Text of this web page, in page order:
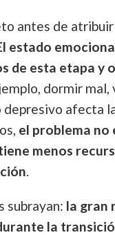
antes de
estado
de esta etapa y
dormir mal,
depresivo afecta
el problema no
menos
.
subrayan: la gran
la